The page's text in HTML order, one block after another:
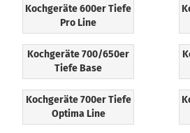
Kochgeräte 600er Tiefe
Pro Line
Kochgeräte 700/650er
Tiefe Base
Kochgeräte 700er Tiefe
Optima Line